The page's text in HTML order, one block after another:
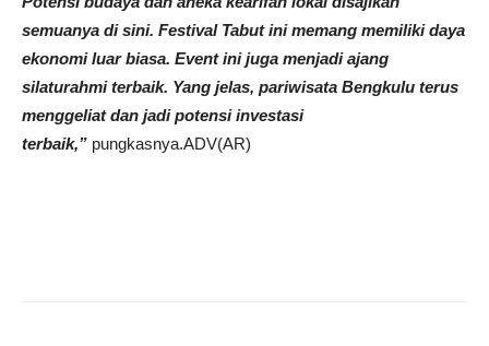
semuanya di sini. Festival Tabut ini memang memiliki daya
ekonomi luar biasa. Event ini juga menjadi ajang
silaturahmi terbaik. Yang jelas, pariwisata Bengkulu terus
menggeliat dan jadi potensi investasi
terbaik,” pungkasnya.ADV(AR)